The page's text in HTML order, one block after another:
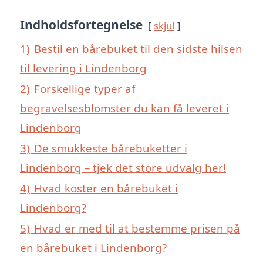
Indholdsfortegnelse skjul
1) Bestil en bårebuket til den sidste hilsen
til levering i Lindenborg
2) Forskellige typer af
begravelsesblomster du kan få leveret i
Lindenborg
3) De smukkeste bårebuketter i
Lindenborg – tjek det store udvalg her!
4) Hvad koster en bårebuket i
Lindenborg?
5) Hvad er med til at bestemme prisen på
en bårebuket i Lindenborg?